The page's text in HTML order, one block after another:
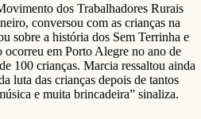
dos Trabalhadores Rurais
conversou com as crianças na
sobre a história dos Sem Terrinha e
em Porto Alegre no ano de
100 crianças. Marcia ressaltou ainda
luta das crianças depois de tantos
e muita brincadeira” sinaliza.